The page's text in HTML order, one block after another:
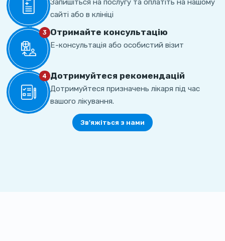
Запишіться на послугу та оплатіть на нашому
сайті або в клініці
3 Отримайте консультацію
Е-консультація або особистий візит
4 Дотримуйтеся рекомендацій
Дотримуйтеся призначень лікаря під час
вашого лікування.
Зв'яжіться з нами